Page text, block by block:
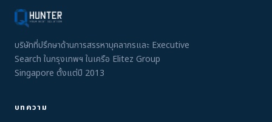
บริษัทที่ปรึกษาด้านการสรรหาบุคลากรและ Executive
Search ในกรุงเทพฯ ในเครือ Elitez Group
Singapore ตั้งแต่ปี 2013
บทความ